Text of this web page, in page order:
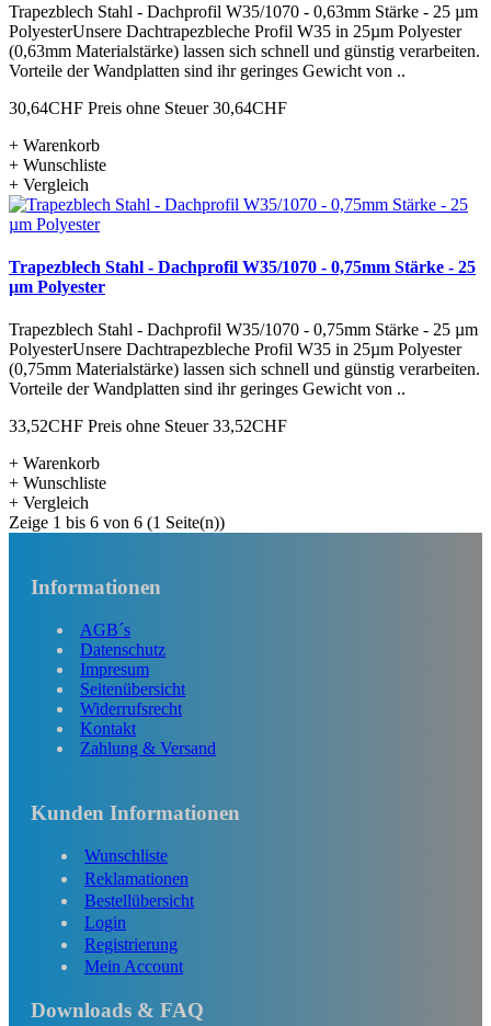
Trapezblech Stahl - Dachprofil W35/1070 - 0,63mm Stärke - 25 µm
PolyesterUnsere Dachtrapezbleche Profil W35 in 25µm Polyester
(0,63mm Materialstärke) lassen sich schnell und günstig verarbeiten.
Vorteile der Wandplatten sind ihr geringes Gewicht von ..
30,64CHF Preis ohne Steuer 30,64CHF
+ Warenkorb
+ Wunschliste
+ Vergleich
Trapezblech Stahl - Dachprofil W35/1070 - 0,75mm Stärke - 25
µm Polyester
Trapezblech Stahl - Dachprofil W35/1070 - 0,75mm Stärke - 25 µm
PolyesterUnsere Dachtrapezbleche Profil W35 in 25µm Polyester
(0,75mm Materialstärke) lassen sich schnell und günstig verarbeiten.
Vorteile der Wandplatten sind ihr geringes Gewicht von ..
33,52CHF Preis ohne Steuer 33,52CHF
+ Warenkorb
+ Wunschliste
+ Vergleich
Zeige 1 bis 6 von 6 (1 Seite(n))
Informationen
AGB´s
Datenschutz
Impresum
Seitenübersicht
Widerrufsrecht
Kontakt
Zahlung & Versand
Kunden Informationen
Wunschliste
Reklamationen
Bestellübersicht
Login
Registrierung
Mein Account
Downloads & FAQ